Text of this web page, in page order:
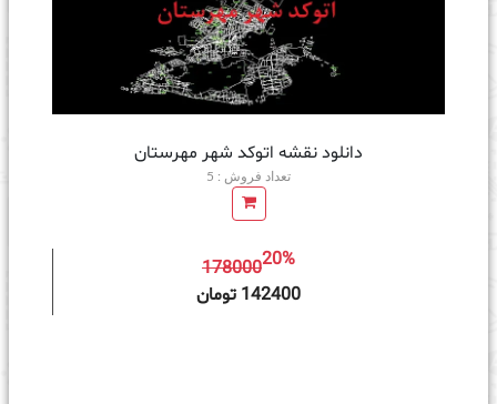
دانلود نقشه اتوکد شهر مهرستان
تعداد فروش : 5
17800020%
142400 تومان